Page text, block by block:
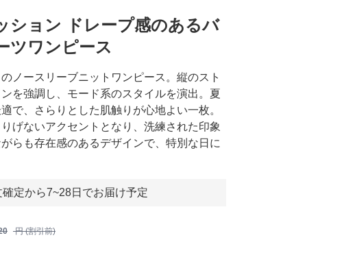
ション ドレープ感のあるバ
ツワンピース
ノースリーブニットワンピース。縦のスト
を強調し、モード系のスタイルを演出。夏
で、さらりとした肌触りが心地よい一枚。
げないアクセントとなり、洗練された印象
らも存在感のあるデザインで、特別な日に
確定から7~28日でお届け予定
円 (割引前)